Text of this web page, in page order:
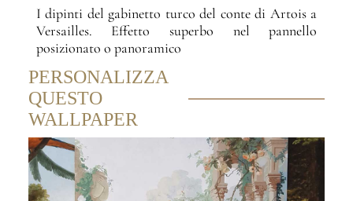
I dipinti del gabinetto turco del conte di Artois a
Versailles. Effetto superbo nel pannello
posizionato o panoramico
PERSONALIZZA
QUESTO
WALLPAPER